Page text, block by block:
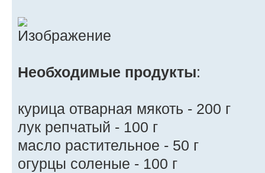
Необходимые продукты:
курица отварная мякоть - 200 г
лук репчатый - 100 г
масло растительное - 50 г
огурцы соленые - 100 г